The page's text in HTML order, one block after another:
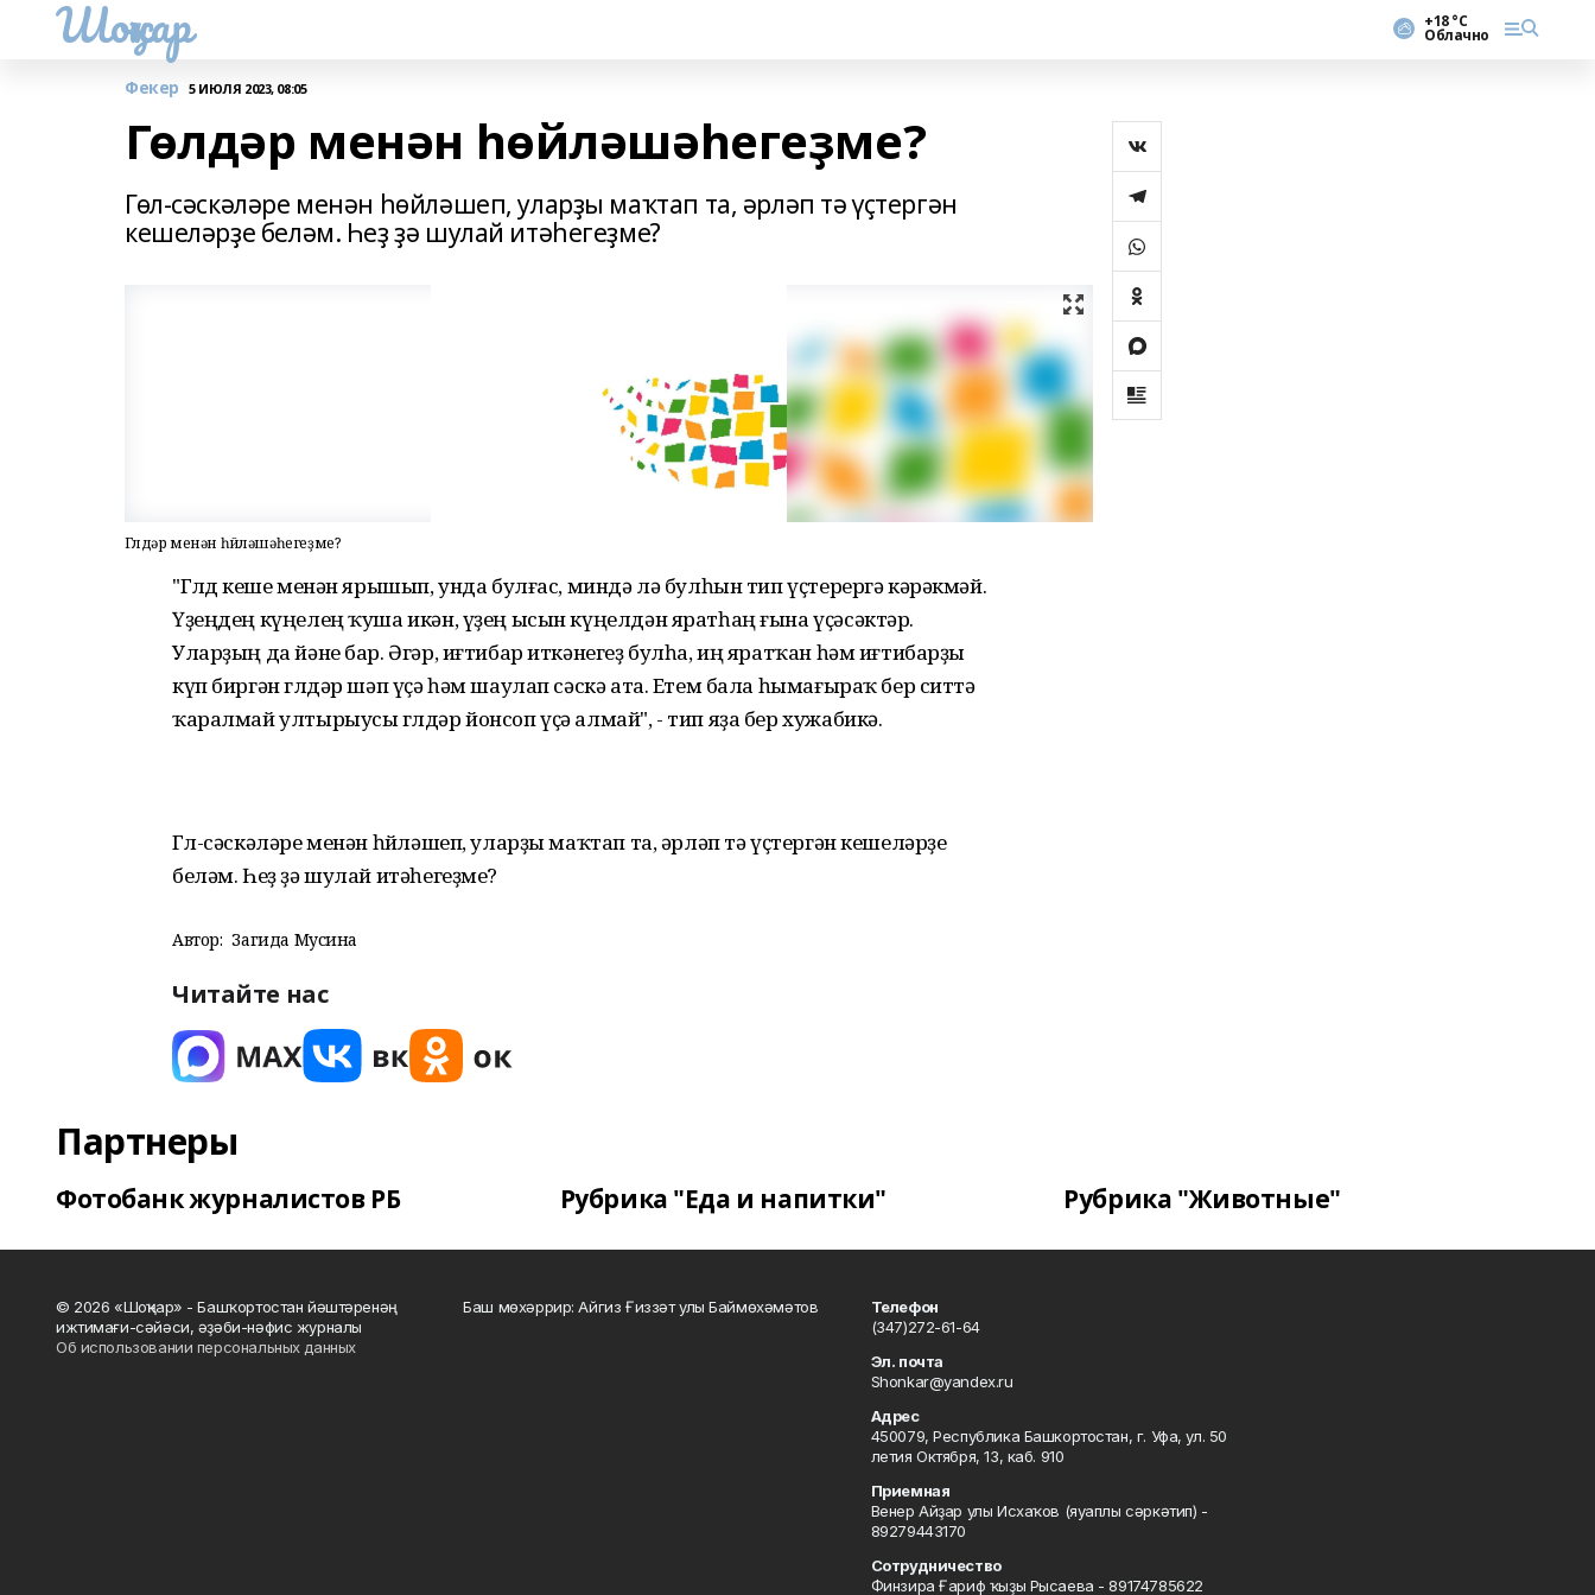
Шоңҡар +18 °С
Облачно
Фекер 5 ИЮЛЯ 2023, 08:05
Гөлдәр менән һөйләшәһегеҙме?
Гөл-сәскәләре менән һөйләшеп, уларҙы маҡтап та, әрләп тә үҫтергән
кешеләрҙе беләм. Һеҙ ҙә шулай итәһегеҙме?
Гөлдәр менән һөйләшәһегеҙме?
"Гөлдө кеше менән ярышып, унда булғас, миндә лә булһын тип үҫтерергә кәрәкмәй.
Үҙеңдең күңелең ҡуша икән, үҙең ысын күңелдән яратһаң ғына үҫәсәктәр.
Уларҙың да йәне бар. Әгәр, иғтибар иткәнегеҙ булһа, иң яратҡан һәм иғтибарҙы
күп биргән гөлдәр шәп үҫә һәм шаулап сәскә ата. Етем бала һымағыраҡ бер ситтә
ҡаралмай ултырыусы гөлдәр йонсоп үҫә алмай", - тип яҙа бер хужабикә.
Гөл-сәскәләре менән һөйләшеп, уларҙы маҡтап та, әрләп тә үҫтергән кешеләрҙе
беләм. Һеҙ ҙә шулай итәһегеҙме?
Автор: Загида Мусина
Читайте нас
Партнеры
Фотобанк журналистов РБ Рубрика "Еда и напитки" Рубрика "Животные"
© 2026 «Шоңҡар» - Башҡортостан йәштәренәң
ижтимағи-сәйәси, әҙәби-нәфис журналы
Об использовании персональных данных
Баш мөхәррир: Айгиз Ғиззәт улы Баймөхәмәтов
Телефон
(347)272-61-64
Эл. почта
Shonkar@yandex.ru
Адрес
450079, Республика Башкортостан, г. Уфа, ул. 50
летия Октября, 13, каб. 910
Приемная
Венер Айҙар улы Исхаҡов (яуаплы сәркәтип) -
89279443170
Сотрудничество
Финзира Ғариф ҡыҙы Рысаева - 89174785622